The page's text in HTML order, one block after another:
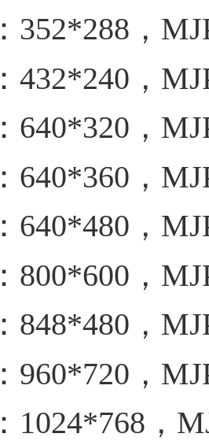
352*288，
432*240，
640*320，
640*360，
640*480，
800*600，
848*480，
960*720，
1024*768，